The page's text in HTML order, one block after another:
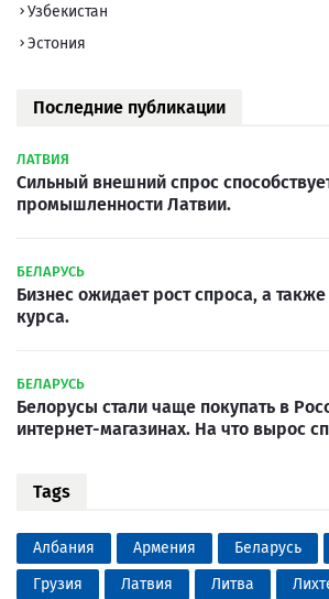
Узбекистан
Эстония
Последние публикации
ЛАТВИЯ
Сильный внешний спрос
промышленности Латвии.
БЕЛАРУСЬ
Бизнес ожидает рост спроса, а
курса.
БЕЛАРУСЬ
Белорусы стали чаще покупать в
интернет-магазинах. На что вырос
Tags
Албания Армения Беларусь
Грузия
Латвия Литва